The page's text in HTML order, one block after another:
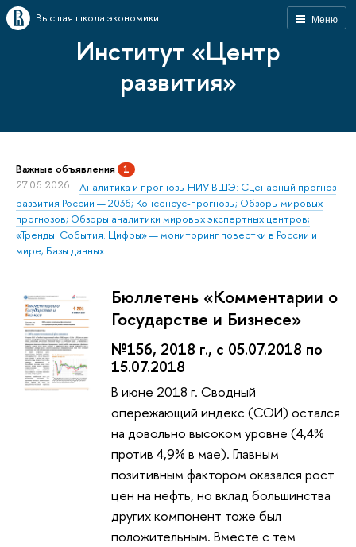
Меню
Высшая школа экономики
Институт «Центр
развития»
Важные объявления 1
27.05.2026
Аналитика и прогнозы НИУ ВШЭ: Сценарный прогноз
развития России — 2036; Консенсус-прогнозы; Обзоры мировых
прогнозов; Обзоры аналитики мировых экспертных центров;
«Тренды. События. Цифры» — мониторинг повестки в России и
мире; Базы данных.
Бюллетень «Комментарии о
Государстве и Бизнесе»
№156, 2018 г., с 05.07.2018 по
15.07.2018
В июне 2018 г. Сводный
опережающий индекс (СОИ) остался
на довольно высоком уровне (4,4%
против 4,9% в мае). Главным
позитивным фактором оказался рост
цен на нефть, но вклад большинства
других компонент тоже был
положительным. Вместе с тем